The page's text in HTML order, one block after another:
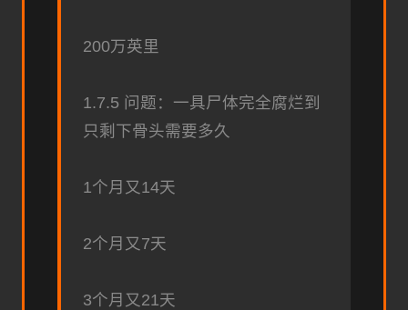
200万英里
1.7.5 问题：一具尸体完全腐烂到
只剩下骨头需要多久
1个月又14天
2个月又7天
3个月又21天